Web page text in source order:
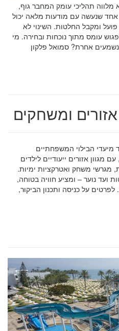
תהליכי עומק המחבר גוף,
אחד שנעשה עם מודעות מלאה יכול
ומקבל החלטות. השינוי לא
עומס מתוך נוכחות ובחירה. מי
ומשחקים
הבילוי המשפחתיים
מגוון אזורים ייעודיים לילדים
מגרשי משחק ואטרקציות ימיות.
ועד נוער – ומציע חוויה בטוחה,
על כניסה ותכנון הביקור,